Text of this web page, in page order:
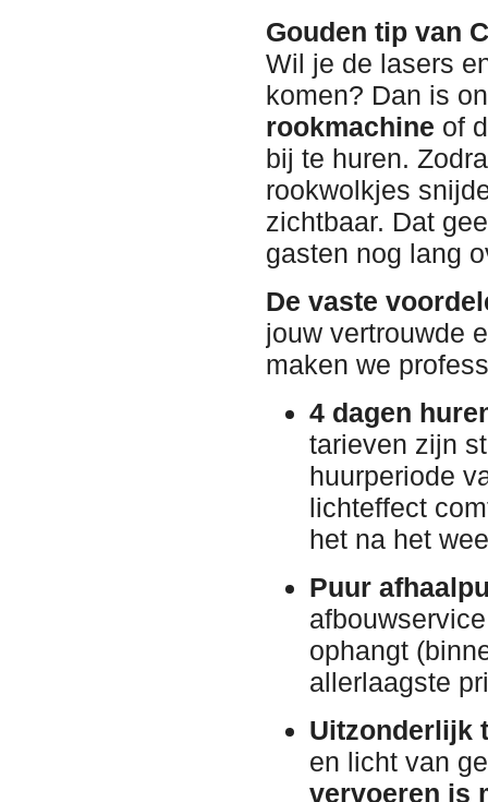
Gouden tip van
Wil je de lasers
komen? Dan is
rookmachine of
bij te huren.
rookwolkjes
zichtbaar. Dat
gasten nog lang
De vaste
jouw vertrouwde
maken we
4 dagen
tarieven zijn
huurperiode
lichteffect
het na het
Puur
ophangt
allerlaagste
Uitzonderlijk
en licht van
vervoeren is